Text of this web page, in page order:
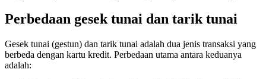
Perbedaan gesek tunai dan tarik tunai
Gesek tunai (gestun) dan tarik tunai adalah dua jenis transaksi yang
berbeda dengan kartu kredit. Perbedaan utama antara keduanya
adalah: